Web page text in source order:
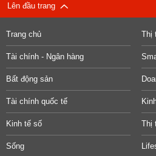
Lên đầu trang
Trang chủ Thị
Tài chính - Ngân hàng
Bất động sản
Tài chính quốc tế
Kinh tế số Thị
Sống